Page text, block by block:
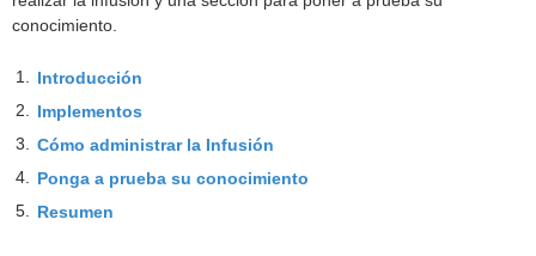
conocimiento.
1. Introducción
2. Implementos
3. Cómo administrar la Infusión
4. Ponga a prueba su conocimiento
5. Resumen